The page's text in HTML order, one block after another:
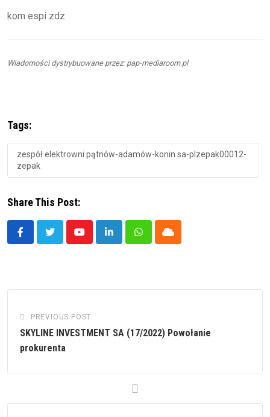
kom espi zdz
Wiadomości dystrybuowane przez: pap-mediaroom.pl
Tags:
zespół elektrowni pątnów-adamów-konin sa-plzepak00012-
zepak
Share This Post:
YoutubeLinkedInWhatsappCloud
PREVIOUS POST
SKYLINE INVESTMENT SA (17/2022) Powołanie
prokurenta